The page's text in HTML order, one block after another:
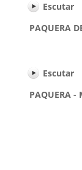
Escutar
PAQUERA DE
Escutar
PAQUERA -